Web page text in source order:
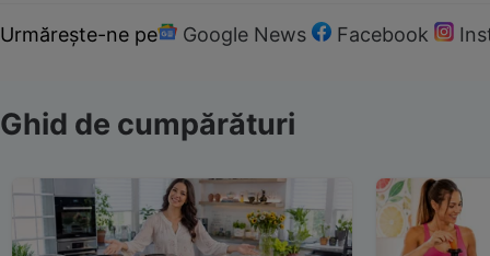
Urmărește-ne pe Google News Facebook
Ghid de cumpărături